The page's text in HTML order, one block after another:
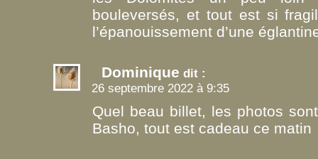
bouleversés, et tout est si
l’épanouissement d’une
Dominique dit :
26 septembre 2022 à 9:35
Quel beau billet, les photos
Basho, tout est cadeau ce matin